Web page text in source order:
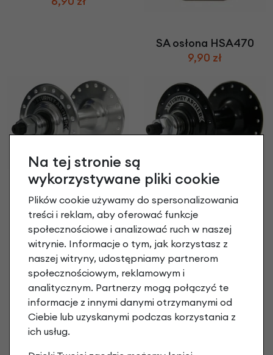
SA osłona HSA470
9,90 zł
Przednia piasta
rowerowa Sturmey
Archer HBT30 ostre
koło
srebrna
94,89 zł
Przednia piasta
rowerowa Sturmey
Archer HBT30 ostre
koło
czarna
129,90 zł
Na tej stronie są
wykorzystywane pliki cookie
Plików cookie używamy do spersonalizowania
treści i reklam, aby oferować funkcje
społecznościowe i analizować ruch w naszej
witrynie. Informacje o tym, jak korzystasz z
naszej witryny, udostępniamy partnerom
społecznościowym, reklamowym i
analitycznym. Partnerzy mogą połączyć te
informacje z innymi danymi otrzymanymi od
Ciebie lub uzyskanymi podczas korzystania z
ich usług.